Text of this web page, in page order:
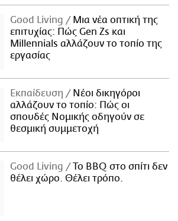
Good Living
Μια νέα οπτική της
επιτυχίας: Πώς Gen Zs και
Millennials αλλάζουν το τοπίο της
εργασίας
Εκπαίδευση
Νέοι δικηγόροι
αλλάζουν το τοπίο: Πώς οι
σπουδές Νομικής οδηγούν σε
θεσμική συμμετοχή
Good Living
Το BBQ στο σπίτι δεν
θέλει χώρο. Θέλει τρόπο.